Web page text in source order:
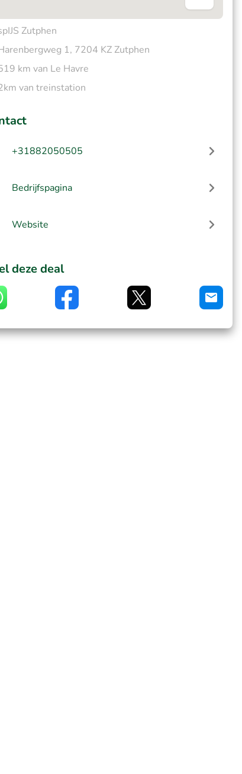
Zutphen
1, 7204 KZ Zutphen
km van Le Havre
van treinstation
+31882050505
Bedrijfspagina
Website
deze deal